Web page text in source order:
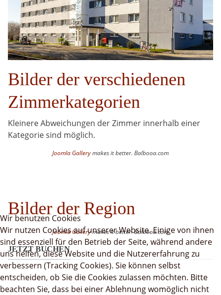
Bilder der verschiedenen
Zimmerkategorien
Kleinere Abweichungen der Zimmer innerhalb einer
Kategorie sind möglich.
Joomla Gallerymakes it better. Balbooa.com
Bilder der Region
Joomla Gallerymakes it better. Balbooa.com
JETZT BUCHEN
Wir benutzen Cookies
Wir nutzen Cookies auf unserer Website. Einige von ihnen
sind essenziell für den Betrieb der Seite, während andere
uns helfen, diese Website und die Nutzererfahrung zu
verbessern (Tracking Cookies). Sie können selbst
entscheiden, ob Sie die Cookies zulassen möchten. Bitte
beachten Sie, dass bei einer Ablehnung womöglich nicht